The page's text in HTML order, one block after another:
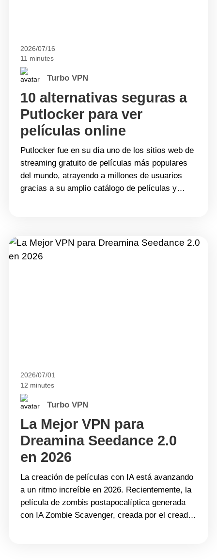
2026/07/16
11 minutes
Turbo VPN
10 alternativas seguras a
Putlocker para ver
películas online
Putlocker fue en su día uno de los sitios web de
streaming gratuito de películas más populares
del mundo, atrayendo a millones de usuarios
gracias a su amplio catálogo de películas y
Putlocker&#8221; cuando quieren ver
contenido&hellip; Continue reading 10
2026/07/01
12 minutes
Turbo VPN
La Mejor VPN para
Dreamina Seedance 2.0
en 2026
La creación de películas con IA está avanzando
a un ritmo increíble en 2026. Recientemente, la
película de zombis postapocalíptica generada
con IA Zombie Scavenger, creada por el creador